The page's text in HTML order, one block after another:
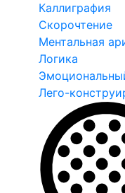
Каллиграфия
Скорочтение
Ментальная
Логика
Лего-